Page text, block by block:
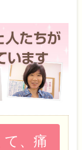
て、痛